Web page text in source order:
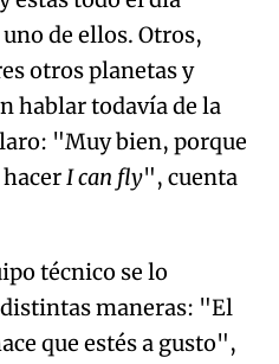
de ellos. Otros,
otros planetas y
hablar todavía de la
"Muy bien, porque
I can fly", cuenta
técnico se lo
maneras: "El
que estés a gusto",